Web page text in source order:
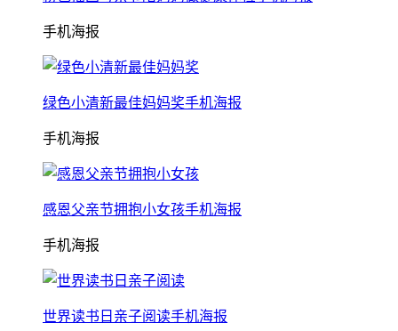
手机海报
绿色小清新最佳妈妈奖手机海报
手机海报
感恩父亲节拥抱小女孩手机海报
手机海报
世界读书日亲子阅读手机海报